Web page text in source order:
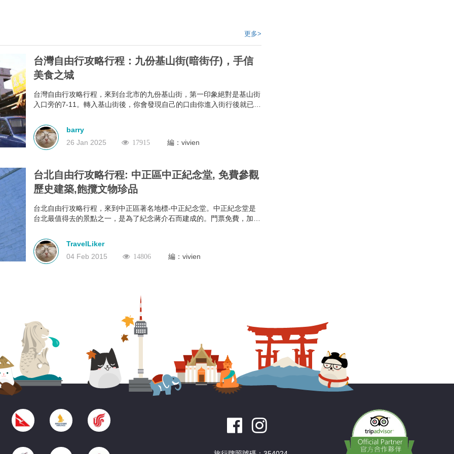
更多>
台灣自由行攻略行程：九份基山街(暗街仔)，手信
美食之城
台灣自由行攻略行程，來到台北市的九份基山街，第一印象絕對是基山街
入口旁的7-11。轉入基山街後，你會發現自己的口由你進入街行後就已經
有深坑烤臭豆腐、九份傳統魚丸、綜合魚丸湯、紅糟素肉圓、花生卷、油
蔥粿、芋仔粿等等。基山街絕對是追求keep fit體態的人，特別是女士門
的一大挑戰。
barry
26 Jan 2025
17915 編：vivien
台北自由行攻略行程: 中正區中正紀念堂, 免費參觀
歷史建築,飽攬文物珍品
台北自由行攻略行程，來到中正區著名地標-中正紀念堂。中正紀念堂是
台北最值得去的景點之一，是為了紀念蔣介石而建成的。門票免費，加上
設計思路，藍白的色調代表了自由、平等。除了參觀其各式各樣的建築風
格，它另一個著名的表演是每小時的換班儀式，表演項目是參觀中正紀念
的重點之一，也是中正紀念堂背後精神的一部份，去到一定要觀看完換班
TravelLiker
04 Feb 2015
14806 編：vivien